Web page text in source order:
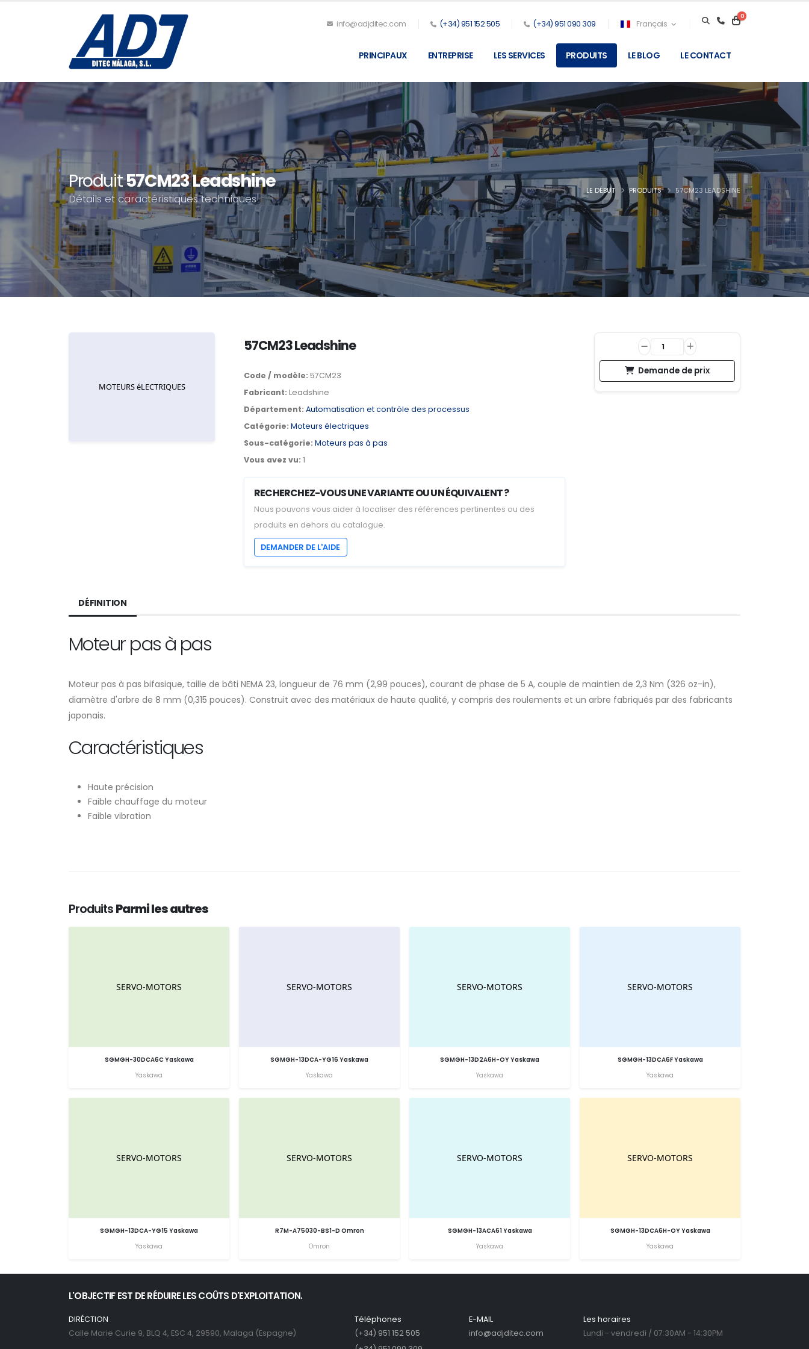
info@adjditec.com (+34) 951 152 505 (+34) 951 090 309 Français
0
PRINCIPAUX ENTREPRISE LES SERVICES PRODUITS LE BLOG LE CONTACT
Produit57CM23 Leadshine
Détails et caractéristiques techniques
LE DÉBUT PRODUITS 57CM23 LEADSHINE
57CM23 Leadshine
Code / modèle: 57CM23
Fabricant: Leadshine
Département: Automatisation et contrôle des processus
Catégorie: Moteurs électriques
Sous-catégorie: Moteurs pas à pas
Vous avez vu: 1
RECHERCHEZ-VOUS UNE VARIANTE OU UN ÉQUIVALENT ?
Nous pouvons vous aider à localiser des références pertinentes ou des
produits en dehors du catalogue.
DEMANDER DE L'AIDE
Demande de prix
DÉFINITION
Moteur pas à pas
Moteur pas à pas bifasique, taille de bâti NEMA 23, longueur de 76 mm (2,99 pouces), courant de phase de 5 A, couple de maintien de 2,3 Nm (326 oz-in),
diamètre d'arbre de 8 mm (0,315 pouces). Construit avec des matériaux de haute qualité, y compris des roulements et un arbre fabriqués par des fabricants
japonais.
Caractéristiques
Haute précision
Faible chauffage du moteur
Faible vibration
ProduitsParmi les autres
SGMGH-30DCA6C Yaskawa
Yaskawa
SGMGH-13DCA-YG16 Yaskawa
Yaskawa
SGMGH-13D2A6H-OY Yaskawa
Yaskawa
SGMGH-13DCA6F Yaskawa
Yaskawa
SGMGH-13DCA-YG15 Yaskawa
Yaskawa
R7M-A75030-BS1-D Omron
Omron
SGMGH-13ACA61 Yaskawa
Yaskawa
SGMGH-13DCA6H-OY Yaskawa
Yaskawa
L'OBJECTIF EST DE RÉDUIRE LES COÛTS D'EXPLOITATION.
DIRÉCTION
Calle Marie Curie 9, BLQ 4, ESC 4, 29590, Malaga (Espagne)
Téléphones
(+34) 951 152 505
E-MAIL
info@adjditec.com
Les horaires
Lundi - vendredi / 07:30AM - 14:30PM